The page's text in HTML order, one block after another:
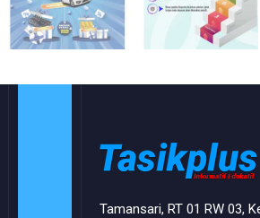
Tamansari, RT 01 RW 03,